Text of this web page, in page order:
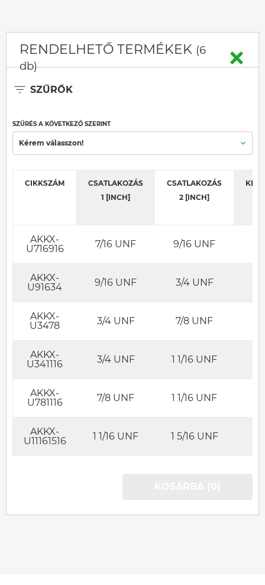
RENDELHETŐ TERMÉKEK (6
db)
SZŰRŐK
SZŰRÉS A KÖVETKEZŐ SZERINT
Kérem válasszon!
CIKKSZÁM
CSATLAKOZÁS
1 [INCH]
CSATLAKOZÁS
2 [INCH]
AKKX-
U716916
7/16 UNF 9/16 UNF
AKKX-
U91634
9/16 UNF 3/4 UNF
AKKX-
U3478
3/4 UNF 7/8 UNF
AKKX-
U341116
3/4 UNF 1 1/16 UNF
AKKX-
U781116
7/8 UNF 1 1/16 UNF
AKKX-
U11161516
1 1/16 UNF 1 5/16 UNF